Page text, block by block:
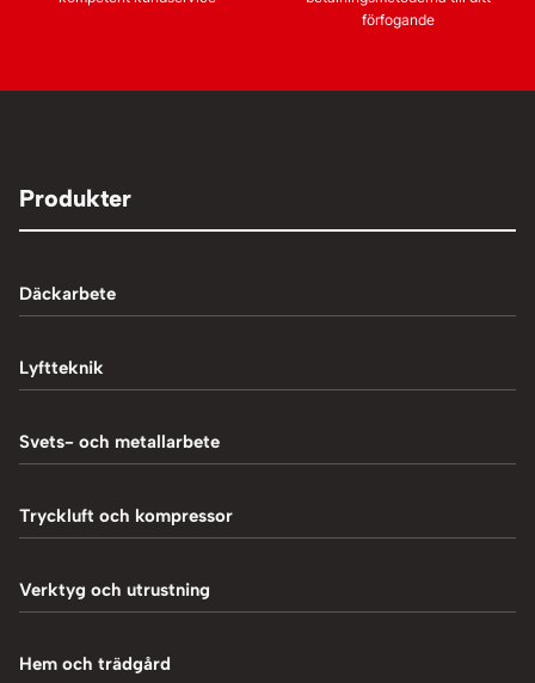
förfogande
Produkter
Däckarbete
Balanseringsmaskiner
Chockluftare
Däckmaskiner
Däckventiler
Lyftteknik
1-Pelarlyft
4-Pelarlyft
Saxlyft - Låglyft
Svets- och metallarbete
Induktionsvärmare
MIG-svetsning
Plasmaskärning
Tryckluft och kompressor
Blästring
Verktyg och utrustning
Batteriladdare
Hem och trädgård